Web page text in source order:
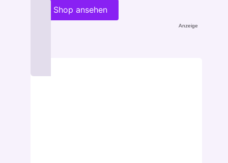
im Shop ansehen
Anzeige